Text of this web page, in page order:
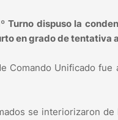
Turno dispuso la
en grado de tentativa
Comando Unificado
se interiorizaron